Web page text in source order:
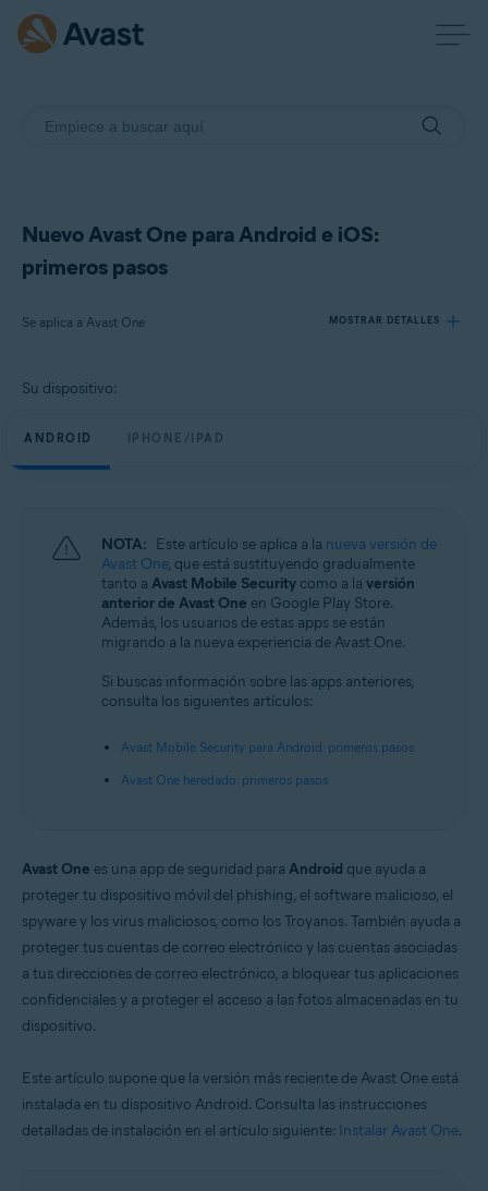
Nuevo Avast One para Android e iOS:
primeros pasos
Se aplica a Avast One MOSTRAR DETALLES
Avast One
Su dispositivo:
ANDROID IPHONE/IPAD
NOTA: Este artículo se aplica a la nueva versión de
Avast One, que está sustituyendo gradualmente
tanto a Avast Mobile Security como a la versión
anterior de Avast One en Google Play Store.
Además, los usuarios de estas apps se están
migrando a la nueva experiencia de Avast One.
Si buscas información sobre las apps anteriores,
consulta los siguientes artículos:
Avast Mobile Security para Android: primeros pasos
Avast One heredado: primeros pasos
Avast One es una app de seguridad para Android que ayuda a
proteger tu dispositivo móvil del phishing, el software malicioso, el
spyware y los virus maliciosos, como los Troyanos. También ayuda a
proteger tus cuentas de correo electrónico y las cuentas asociadas
a tus direcciones de correo electrónico, a bloquear tus aplicaciones
confidenciales y a proteger el acceso a las fotos almacenadas en tu
dispositivo.
Este artículo supone que la versión más reciente de Avast One está
instalada en tu dispositivo Android. Consulta las instrucciones
detalladas de instalación en el artículo siguiente: Instalar Avast One.